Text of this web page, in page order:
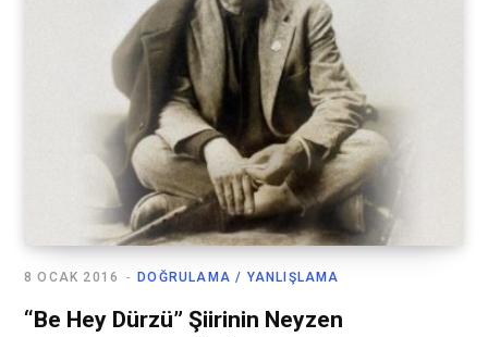
DOĞRULAMA / YANLIŞLAMA
8 OCAK 2016
“Be Hey Dürzü” Şiirinin Neyzen